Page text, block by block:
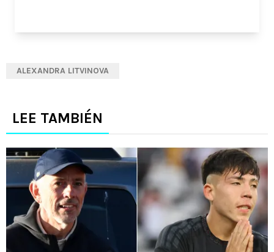
ALEXANDRA LITVINOVA
LEE TAMBIÉN